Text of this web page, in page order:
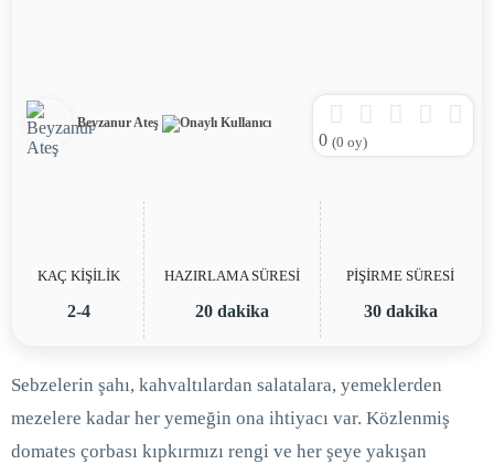
Beyzanur Ateş
0 (0 oy)
KAÇ KİŞİLİK
2-4
HAZIRLAMA SÜRESİ
20 dakika
PİŞİRME SÜRESİ
30 dakika
Sebzelerin şahı, kahvaltılardan salatalara, yemeklerden
mezelere kadar her yemeğin ona ihtiyacı var. Közlenmiş
domates çorbası kıpkırmızı rengi ve her şeye yakışan